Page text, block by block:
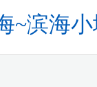
~滨海